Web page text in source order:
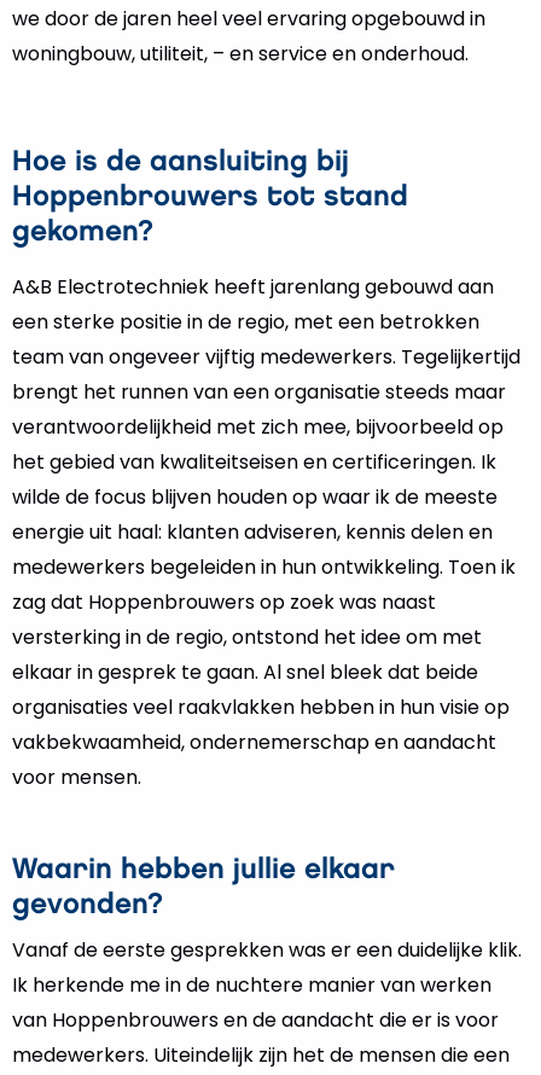
we door de jaren heel veel ervaring opgebouwd in
woningbouw, utiliteit, – en service en onderhoud.
Hoe is de aansluiting bij
Hoppenbrouwers tot stand
gekomen?
A&B Electrotechniek heeft jarenlang gebouwd aan
een sterke positie in de regio, met een betrokken
team van ongeveer vijftig medewerkers. Tegelijkertijd
brengt het runnen van een organisatie steeds maar
verantwoordelijkheid met zich mee, bijvoorbeeld op
het gebied van kwaliteitseisen en certificeringen. Ik
wilde de focus blijven houden op waar ik de meeste
energie uit haal: klanten adviseren, kennis delen en
medewerkers begeleiden in hun ontwikkeling. Toen ik
zag dat Hoppenbrouwers op zoek was naast
versterking in de regio, ontstond het idee om met
elkaar in gesprek te gaan. Al snel bleek dat beide
organisaties veel raakvlakken hebben in hun visie op
vakbekwaamheid, ondernemerschap en aandacht
voor mensen.
Waarin hebben jullie elkaar
gevonden?
Vanaf de eerste gesprekken was er een duidelijke klik.
Ik herkende me in de nuchtere manier van werken
van Hoppenbrouwers en de aandacht die er is voor
medewerkers. Uiteindelijk zijn het de mensen die een